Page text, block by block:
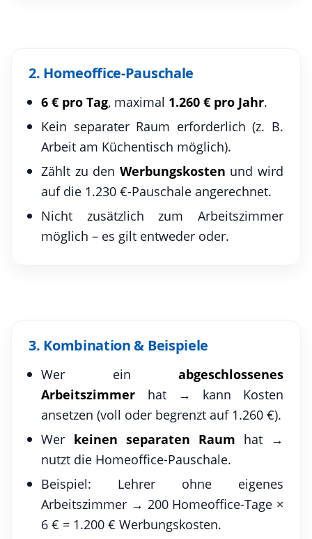
2. Homeoffice-Pauschale
6 € pro Tag, maximal 1.260 € pro Jahr.
Kein separater Raum erforderlich (z. B.
Arbeit am Küchentisch möglich).
Zählt zu den Werbungskosten und wird
auf die 1.230 €-Pauschale angerechnet.
Nicht zusätzlich zum Arbeitszimmer
möglich – es gilt entweder oder.
3. Kombination & Beispiele
Wer ein abgeschlossenes
Arbeitszimmer hat → kann Kosten
ansetzen (voll oder begrenzt auf 1.260 €).
Wer keinen separaten Raum hat →
nutzt die Homeoffice-Pauschale.
Beispiel: Lehrer ohne eigenes
Arbeitszimmer → 200 Homeoffice-Tage ×
6 € = 1.200 € Werbungskosten.